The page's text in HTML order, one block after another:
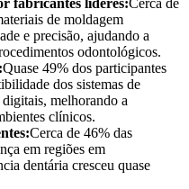
fabricantes líderes:Cerca de
de moldagem
e precisão, ajudando a
odontológicos.
Quase 49% dos participantes
dos sistemas de
melhorando a
clínicos.
Cerca de 46% das
em regiões em
dentária cresceu quase